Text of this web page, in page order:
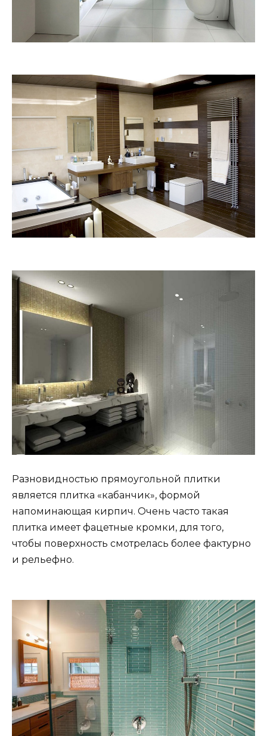
Разновидностью прямоугольной плитки
является плитка «кабанчик», формой
напоминающая кирпич. Очень часто такая
плитка имеет фацетные кромки, для того,
чтобы поверхность смотрелась более фактурно
и рельефно.